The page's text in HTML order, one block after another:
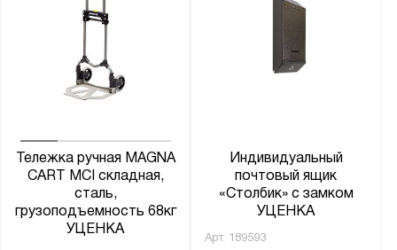
Тележка ручная MAGNA
CART MCI складная,
сталь,
грузоподъемность 68кг
УЦЕНКА
Индивидуальный
почтовый ящик
«Столбик» с замком
УЦЕНКА
Арт. 189593
от до
Количество дверей:
2